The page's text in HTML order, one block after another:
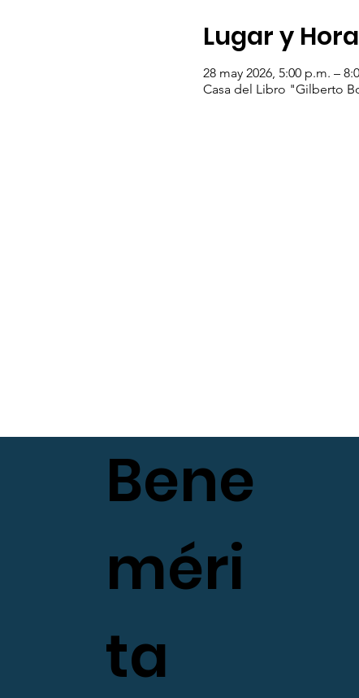
Lugar y Hora
28 may 2026, 5:00 p.m. –
Casa del Libro "Gilberto
Bene
méri
ta